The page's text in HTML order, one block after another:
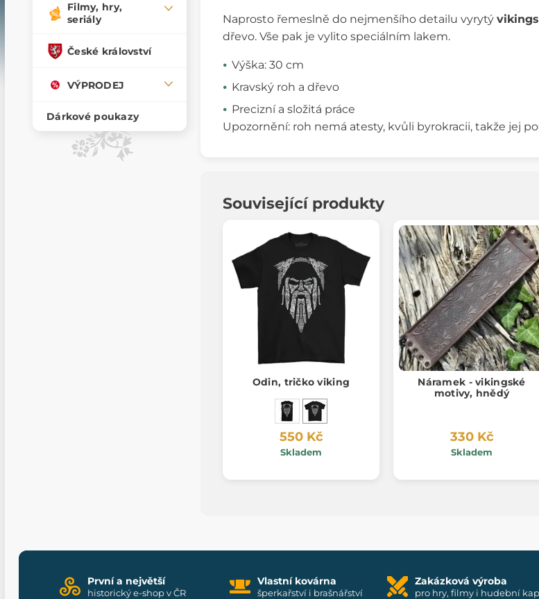
Filmy, hry,
seriály
České království
VÝPRODEJ
Dárkové poukazy
Naprosto řemeslně do nejmenšího detailu vyrytý
dřevo. Vše pak je vylito speciálním lakem.
Výška: 30 cm
Kravský roh a dřevo
Precizní a složitá práce
Upozornění: roh nemá atesty, kvůli byrokracii, takže jej
Související produkty
Odin, tričko viking
550 Kč
Skladem
Náramek - vikingské
motivy, hnědý
330 Kč
Skladem
První a největší
historický e-shop v ČR
Vlastní kovárna
šperkařství i brašnářství
Zakázková výroba
pro hry, filmy i hudební